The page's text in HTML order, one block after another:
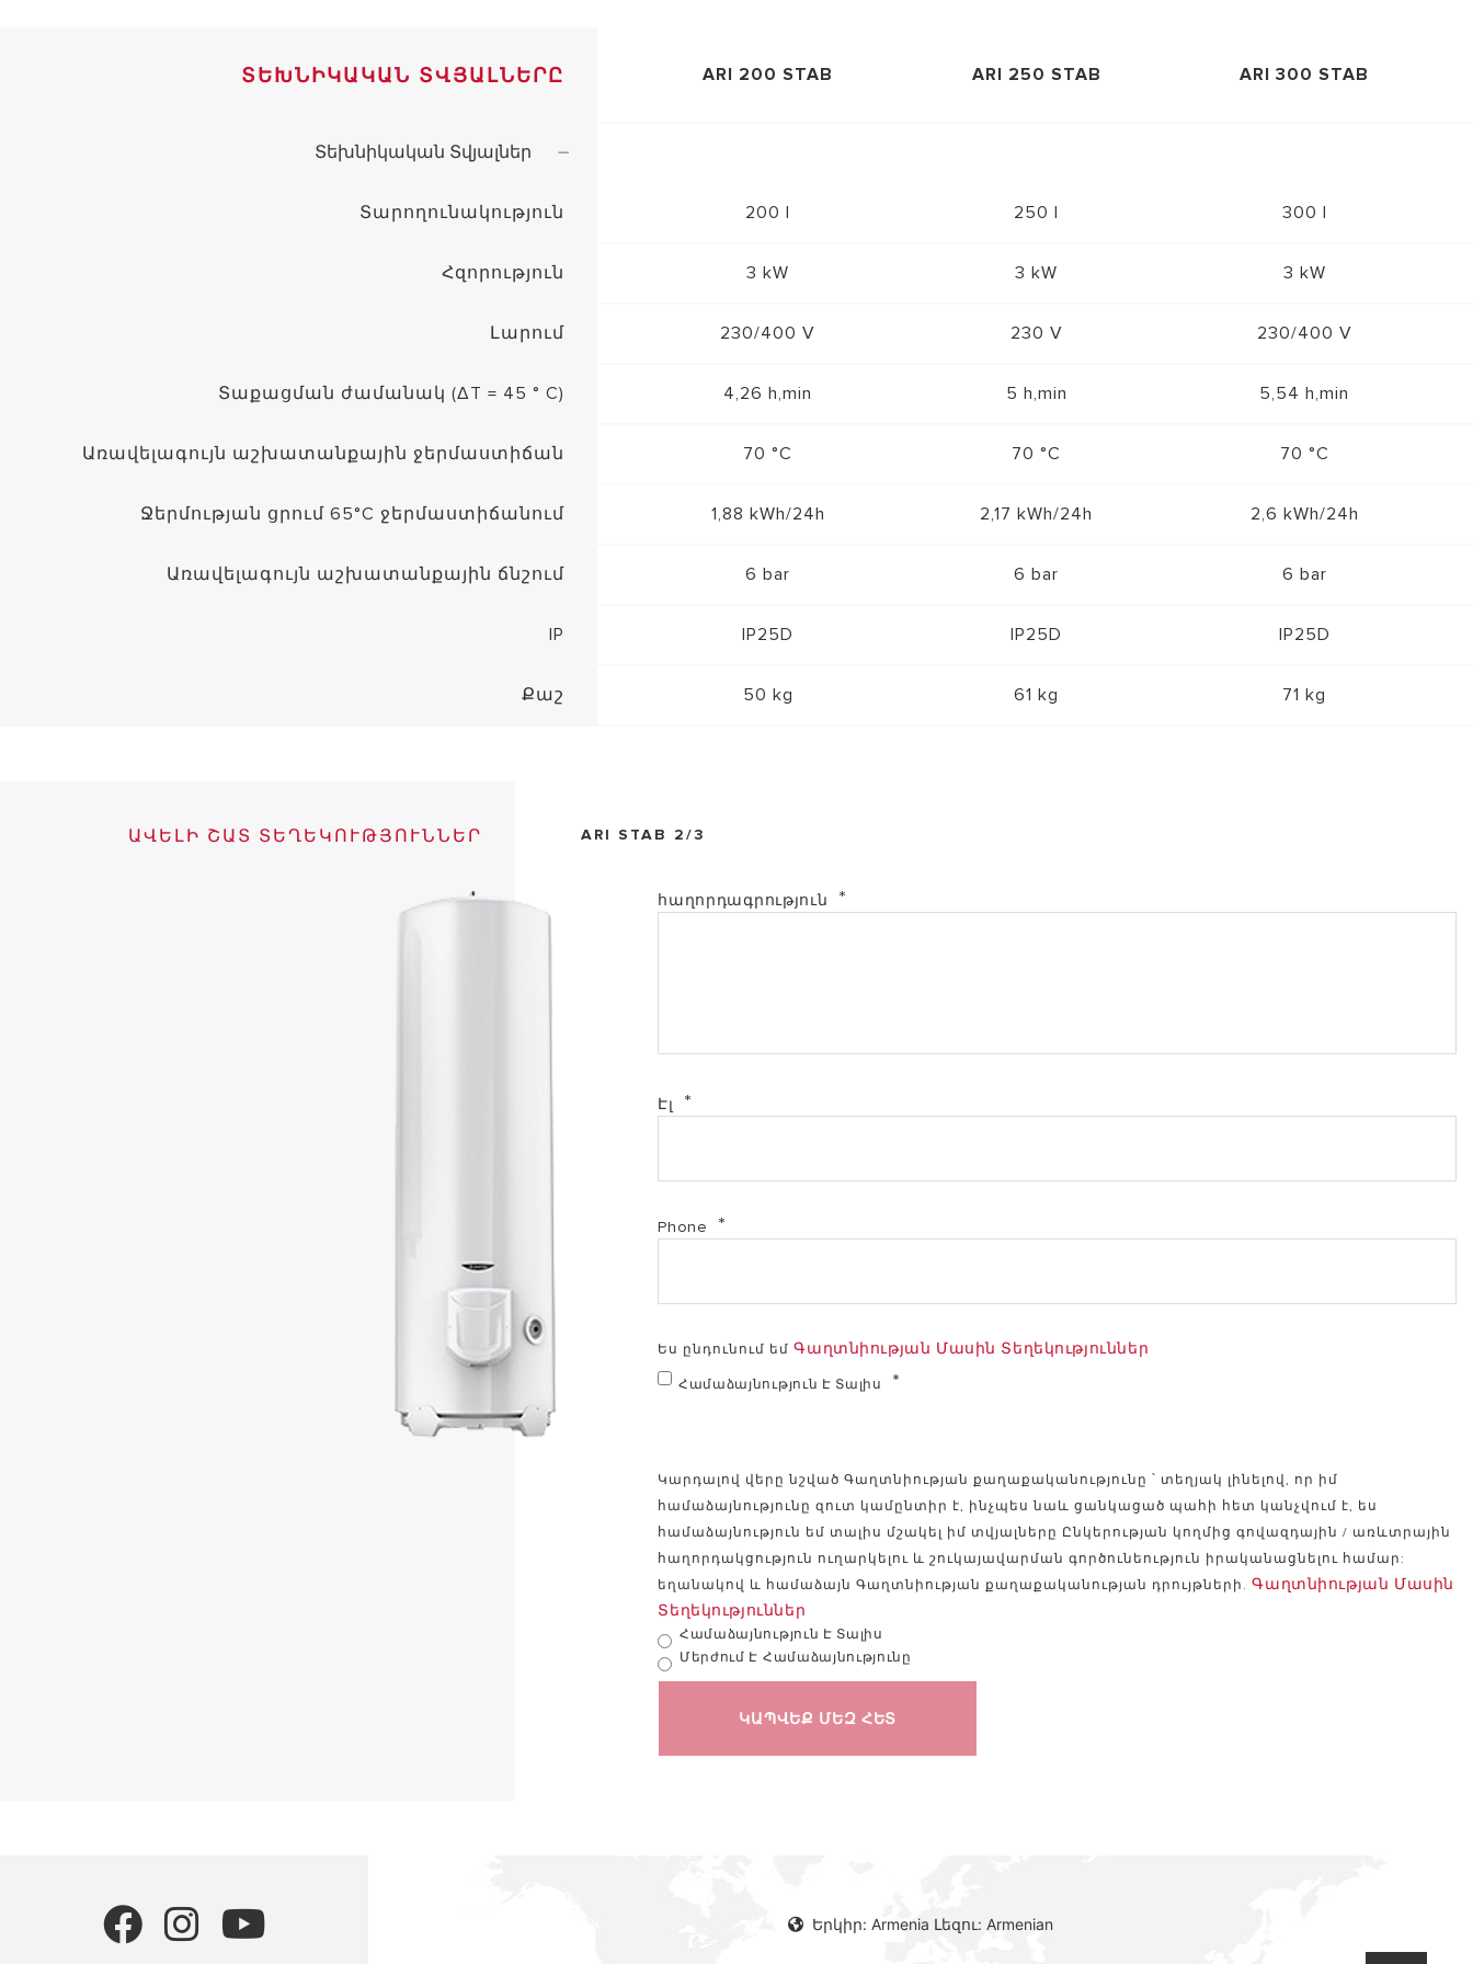
ՏԵԽՆԻԿԱԿԱՆ ՏՎՅԱԼՆԵՐԸ ARI 200 STAB ARI 250 STAB ARI 300 STAB
Տեխնիկական Տվյալներ
Տարողունակություն 200 l 250 l 300 l
Հզորություն 3 kW 3 kW 3 kW
Լարում 230/400 V 230 V 230/400 V
Տաքացման ժամանակ (ΔT = 45 ° C) 4,26 h,min 5 h,min 5,54 h,min
Առավելագույն աշխատանքային ջերմաստիճան 70 °C 70 °C 70 °C
Ջերմության ցրում 65°C ջերմաստիճանում 1,88 kWh/24h 2,17 kWh/24h 2,6 kWh/24h
Առավելագույն աշխատանքային ճնշում 6 bar 6 bar 6 bar
IP IP25D IP25D IP25D
Քաշ 50 kg 61 kg 71 kg
ԱՎԵԼԻ ՇԱՏ ՏԵՂԵԿՈՒԹՅՈՒՆՆԵՐ ARI STAB 2/3
հաղորդագրություն
Էլ
Phone
Ես ընդունում եմԳաղտնիության Մասին Տեղեկություններ
Համաձայնություն Է Տալիս
Կարդալով վերը նշված Գաղտնիության քաղաքականությունը ՝ տեղյակ լինելով, որ իմ
համաձայնությունը զուտ կամընտիր է, ինչպես նաև ցանկացած պահի հետ կանչվում է, ես
համաձայնություն եմ տալիս մշակել իմ տվյալները Ընկերության կողմից գովազդային / առևտրային
հաղորդակցություն ուղարկելու և շուկայավարման գործունեություն իրականացնելու համար:
եղանակով և համաձայն Գաղտնիության քաղաքականության դրույթների.Գաղտնիության Մասին
Տեղեկություններ
Համաձայնություն Է Տալիս
Մերժում Է Համաձայնությունը
ԿԱՊՎԵՔ ՄԵԶ ՀԵՏ
Երկիր: Armenia Լեզու: Armenian